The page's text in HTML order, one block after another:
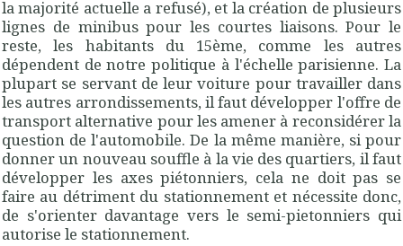
la majorité actuelle a refusé), et la création de plusieurs
lignes de minibus pour les courtes liaisons. Pour le
reste, les habitants du 15ème, comme les autres
dépendent de notre politique à l'échelle parisienne. La
plupart se servant de leur voiture pour travailler dans
les autres arrondissements, il faut développer l'offre de
transport alternative pour les amener à reconsidérer la
question de l'automobile. De la même manière, si pour
donner un nouveau souffle à la vie des quartiers, il faut
développer les axes piétonniers, cela ne doit pas se
faire au détriment du stationnement et nécessite donc,
de s'orienter davantage vers le semi-pietonniers qui
autorise le stationnement.